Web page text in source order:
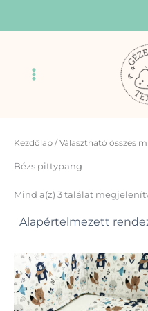
Menu
Kezdőlap / Választható összes
Bézs pittypang
Mind a(z) 3 találat
a